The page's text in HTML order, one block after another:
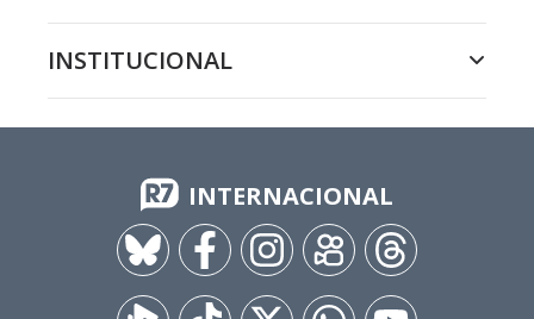
INSTITUCIONAL
INTERNACIONAL